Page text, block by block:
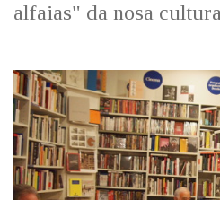
alfaias" da nosa